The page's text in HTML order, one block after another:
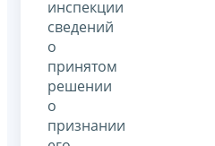
инспекции
сведений
о
принятом
решении
о
признании